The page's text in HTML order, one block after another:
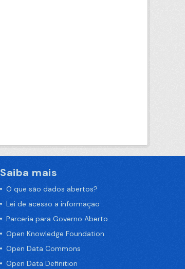
Saiba mais
O que são dados abertos?
Lei de acesso a informação
Parceria para Governo Aberto
Open Knowledge Foundation
Open Data Commons
Open Data Definition